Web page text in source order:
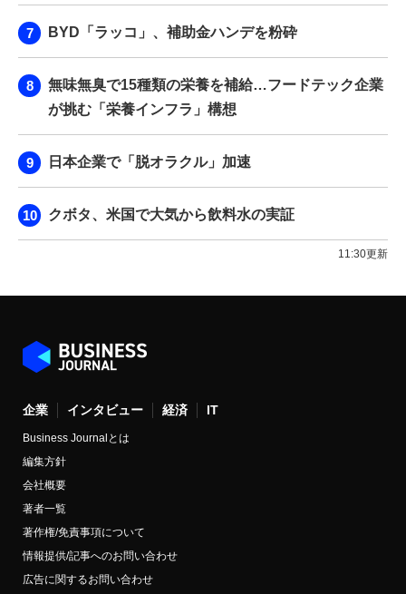
BYD「ラッコ」、補助金ハンデを粉砕
無味無臭で15種類の栄養を補給…フードテック企業
が挑む「栄養インフラ」構想
日本企業で「脱オラクル」加速
クボタ、米国で大気から飲料水の実証
11:30更新
企業 インタビュー 経済 IT
Business Journalとは
編集方針
会社概要
著者一覧
著作権/免責事項について
情報提供/記事へのお問い合わせ
広告に関するお問い合わせ